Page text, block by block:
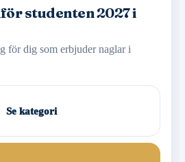
studenten 2027 i
för dig som erbjuder naglar i
Se kategori